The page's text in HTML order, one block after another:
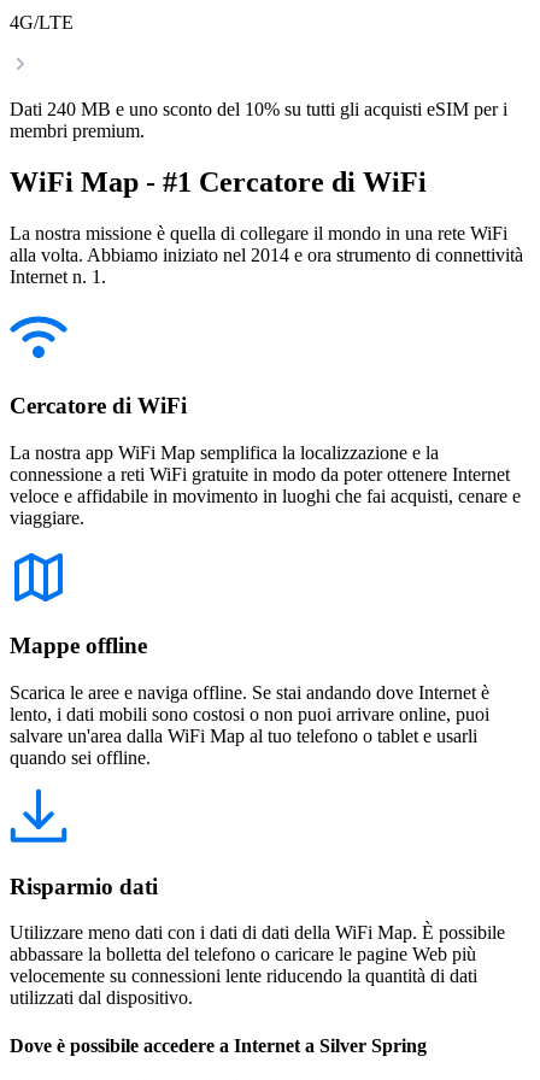
4G/LTE
Dati 240 MB e uno sconto del 10% su tutti gli acquisti eSIM per i
membri premium.
WiFi Map - #1 Cercatore di WiFi
La nostra missione è quella di collegare il mondo in una rete WiFi
alla volta. Abbiamo iniziato nel 2014 e ora strumento di connettività
Internet n. 1.
Cercatore di WiFi
La nostra app WiFi Map semplifica la localizzazione e la
connessione a reti WiFi gratuite in modo da poter ottenere Internet
veloce e affidabile in movimento in luoghi che fai acquisti, cenare e
viaggiare.
Mappe offline
Scarica le aree e naviga offline. Se stai andando dove Internet è
lento, i dati mobili sono costosi o non puoi arrivare online, puoi
salvare un'area dalla WiFi Map al tuo telefono o tablet e usarli
quando sei offline.
Risparmio dati
Utilizzare meno dati con i dati di dati della WiFi Map. È possibile
abbassare la bolletta del telefono o caricare le pagine Web più
velocemente su connessioni lente riducendo la quantità di dati
utilizzati dal dispositivo.
Dove è possibile accedere a Internet a Silver Spring